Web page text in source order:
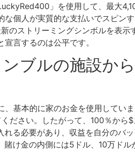
」を使用して、最大
個人が実質的な支払いでスピ
のストリーミングシンボルを表
言するのは公平です。
ブルの施設か
基本的に家のお金を使用していま
ださい。したがって、100％から$
る必要があり、収益を自分のバッ
け金の内側には5ドル、10万ドル